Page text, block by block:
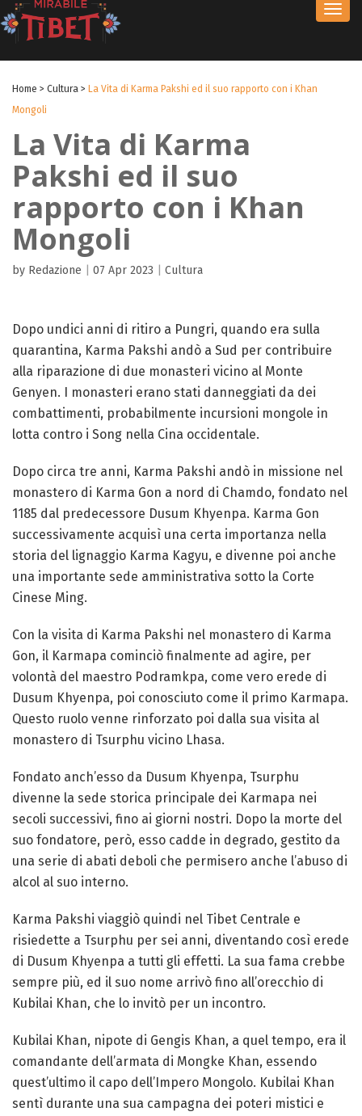
Home > Cultura > La Vita di Karma Pakshi ed il suo rapporto con i Khan
Mongoli
La Vita di Karma
Pakshi ed il suo
rapporto con i Khan
Mongoli
by Redazione 07 Apr 2023 Cultura
Dopo undici anni di ritiro a Pungri, quando era sulla
quarantina, Karma Pakshi andò a Sud per contribuire
alla riparazione di due monasteri vicino al Monte
Genyen. I monasteri erano stati danneggiati da dei
combattimenti, probabilmente incursioni mongole in
lotta contro i Song nella Cina occidentale.
Dopo circa tre anni, Karma Pakshi andò in missione nel
monastero di Karma Gon a nord di Chamdo, fondato nel
1185 dal predecessore Dusum Khyenpa. Karma Gon
successivamente acquisì una certa importanza nella
storia del lignaggio Karma Kagyu, e divenne poi anche
una importante sede amministrativa sotto la Corte
Cinese Ming.
Con la visita di Karma Pakshi nel monastero di Karma
Gon, il Karmapa cominciò finalmente ad agire, per
volontà del maestro Podramkpa, come vero erede di
Dusum Khyenpa, poi conosciuto come il primo Karmapa.
Questo ruolo venne rinforzato poi dalla sua visita al
monastero di Tsurphu vicino Lhasa.
Fondato anch’esso da Dusum Khyenpa, Tsurphu
divenne la sede storica principale dei Karmapa nei
secoli successivi, fino ai giorni nostri. Dopo la morte del
suo fondatore, però, esso cadde in degrado, gestito da
una serie di abati deboli che permisero anche l’abuso di
alcol al suo interno.
Karma Pakshi viaggiò quindi nel Tibet Centrale e
risiedette a Tsurphu per sei anni, diventando così erede
di Dusum Khyenpa a tutti gli effetti. La sua fama crebbe
sempre più, ed il suo nome arrivò fino all’orecchio di
Kubilai Khan, che lo invitò per un incontro.
Kubilai Khan, nipote di Gengis Khan, a quel tempo, era il
comandante dell’armata di Mongke Khan, essendo
quest’ultimo il capo dell’Impero Mongolo. Kubilai Khan
sentì durante una sua campagna dei poteri mistici e